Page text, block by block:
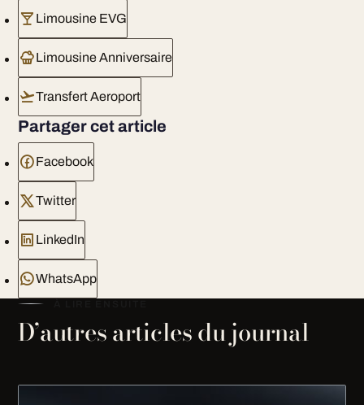
Limousine EVG
Limousine Anniversaire
Transfert Aeroport
Partager cet article
Facebook
Twitter
LinkedIn
WhatsApp
D’autres articles du journal